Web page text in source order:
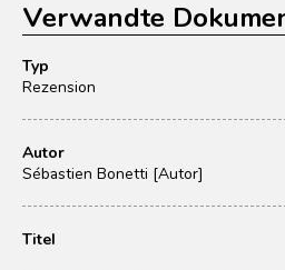
Verwandte
Typ
Rezension
Autor
Sébastien Bonetti [Autor]
Titel